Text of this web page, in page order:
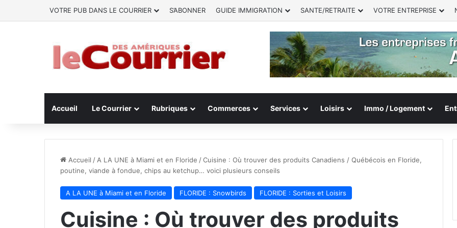
VOTRE PUB DANS LE COURRIER S’ABONNER GUIDE IMMIGRATION SANTE/RETRAITE VOTRE ENTREPRISE
Accueil Le Courrier Rubriques Commerces Services Loisirs Immo / Logement
Accueil / A LA UNE à Miami et en Floride /Cuisine : Où trouver des produits Canadiens / Québécois en Floride,
poutine, viande à fondue, chips au ketchup… voici plusieurs conseils
A LA UNE à Miami et en Floride FLORIDE : Snowbirds FLORIDE : Sorties et Loisirs
Cuisine : Où trouver des produits